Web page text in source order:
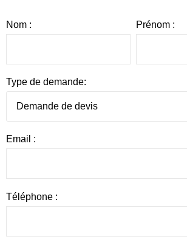
Nom : Prénom :
Type de demande:
Email :
Téléphone :